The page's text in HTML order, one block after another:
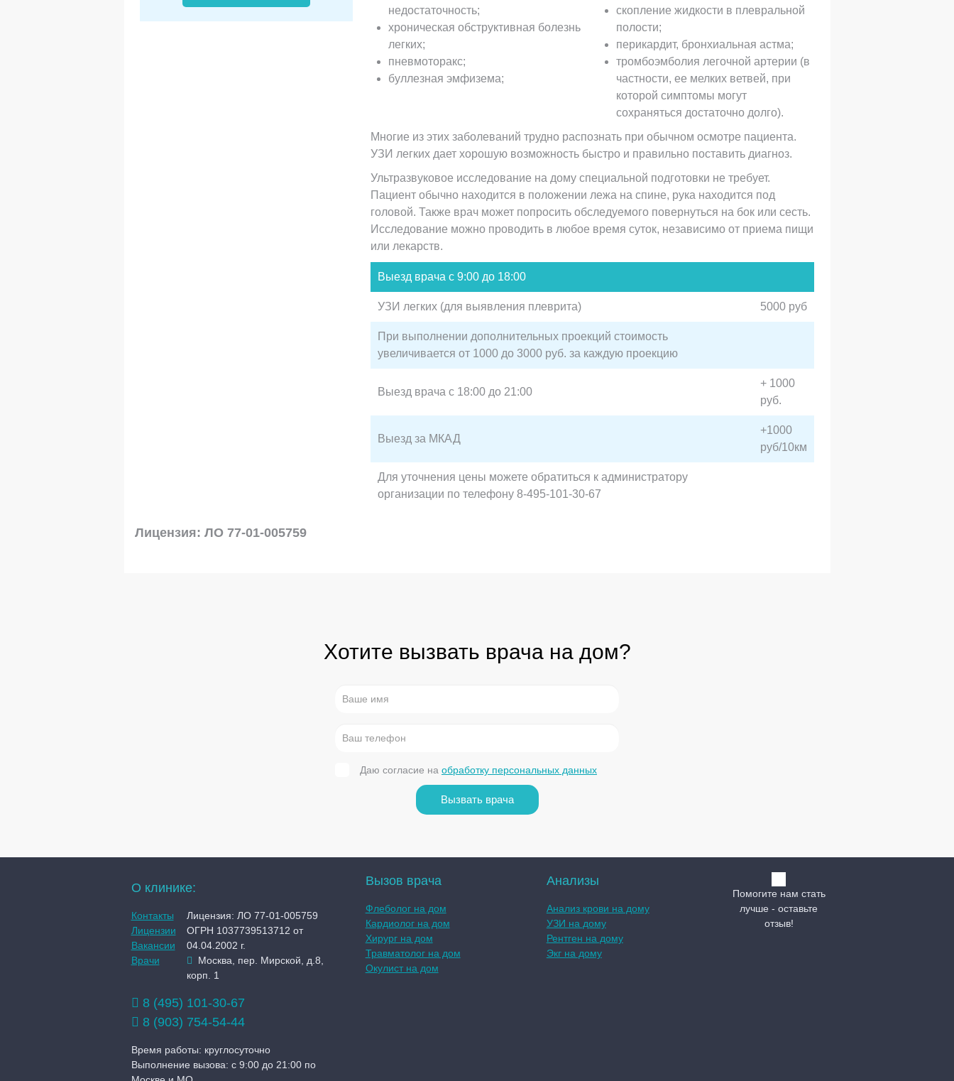
недостаточность;
хроническая обструктивная болезнь
легких;
пневмоторакс;
буллезная эмфизема;
скопление жидкости в плевральной
полости;
перикардит, бронхиальная астма;
тромбоэмболия легочной артерии (в
частности, ее мелких ветвей, при
которой симптомы могут
сохраняться достаточно долго).
Многие из этих заболеваний трудно распознать при обычном осмотре пациента.
УЗИ легких дает хорошую возможность быстро и правильно поставить диагноз.
Ультразвуковое исследование на дому специальной подготовки не требует.
Пациент обычно находится в положении лежа на спине, рука находится под
головой. Также врач может попросить обследуемого повернуться на бок или сесть.
Исследование можно проводить в любое время суток, независимо от приема пищи
или лекарств.
Выезд врача с 9:00 до 18:00
УЗИ легких (для выявления плеврита) 5000 руб
При выполнении дополнительных проекций стоимость
увеличивается от 1000 до 3000 руб. за каждую проекцию
Выезд врача с 18:00 до 21:00
+ 1000
руб.
Выезд за МКАД
+1000
руб/10км
Для уточнения цены можете обратиться к администратору
организации по телефону 8-495-101-30-67
Лицензия: ЛО 77-01-005759
Хотите вызвать врача на дом?
Даю согласие на обработку персональных данных
Вызвать врача
О клинике:
Контакты
Лицензии
Вакансии
Врачи
Лицензия: ЛО 77-01-005759
ОГРН 1037739513712 от
04.04.2002 г.
Москва, пер. Мирской, д.8,
корп. 1
8 (495) 101-30-67
8 (903) 754-54-44
Время работы: круглосуточно
Выполнение вызова: с 9:00 до 21:00 по
Вызов врача
Флеболог на дом
Кардиолог на дом
Хирург на дом
Травматолог на дом
Окулист на дом
Анализы
Анализ крови на дому
УЗИ на дому
Рентген на дому
Экг на дому
Помогите нам стать
лучше - оставьте
отзыв!